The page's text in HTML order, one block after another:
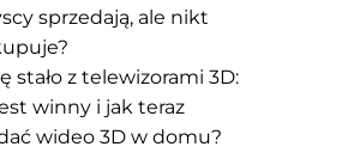
sprzedają, ale nikt
stało z telewizorami 3D:
winny i jak teraz
wideo 3D w domu?